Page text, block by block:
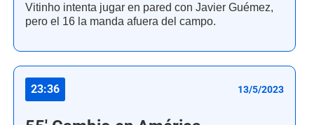
Vitinho intenta jugar en pared con Javier Guémez,
pero el 16 la manda afuera del campo.
23:36 13/5/2023